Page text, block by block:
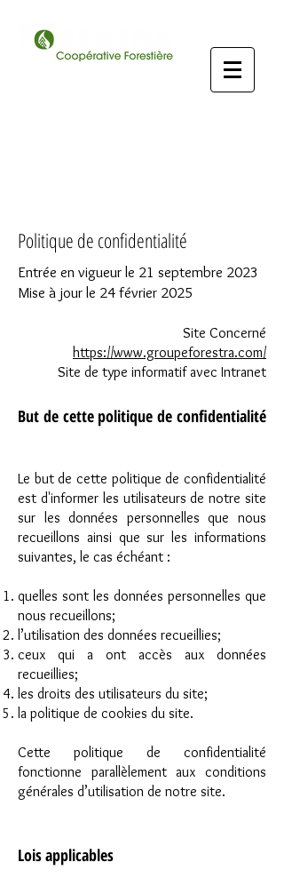
Politique de confidentialité
Entrée en vigueur le 21 septembre 2023
Mise à jour le 24 février 2025
Site Concerné
https://www.groupeforestra.com/
Site de type informatif avec Intranet
But de cette politique de confidentialité
Le but de cette politique de confidentialité
est d'informer les utilisateurs de notre site
sur les données personnelles que nous
recueillons ainsi que sur les informations
suivantes, le cas échéant :
quelles sont les données personnelles que
nous recueillons;
l’utilisation des données recueillies;
ceux qui a ont accès aux données
recueillies;
les droits des utilisateurs du site;
la politique de cookies du site.
Cette politique de confidentialité
fonctionne parallèlement aux conditions
générales d’utilisation de notre site.
Lois applicables